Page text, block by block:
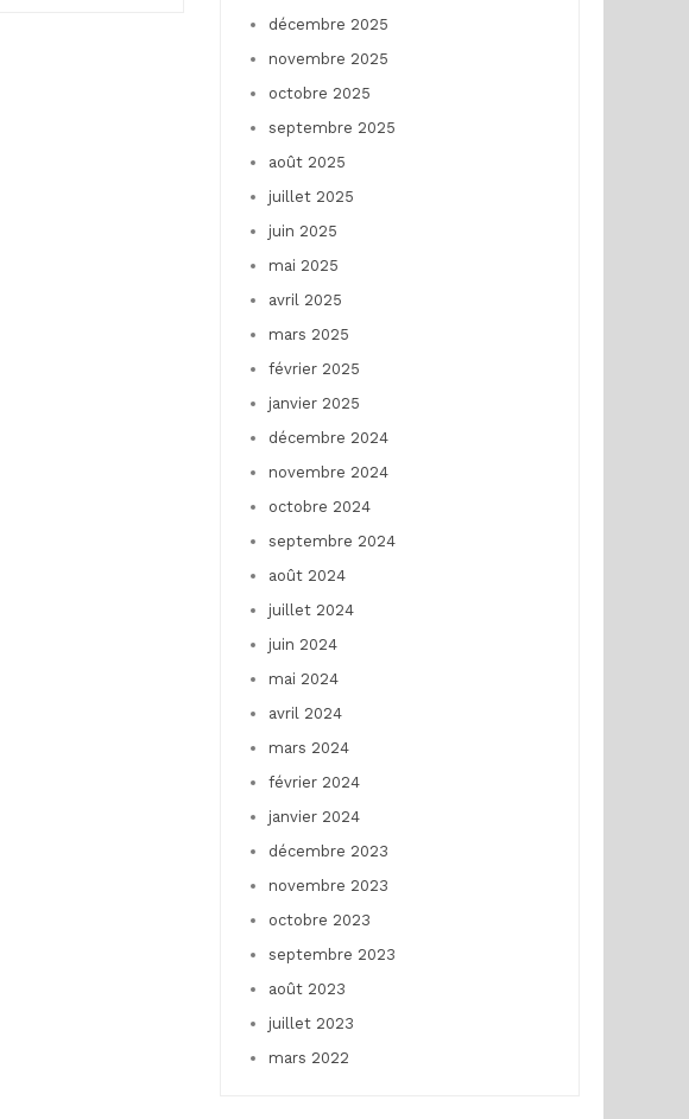
décembre 2025
novembre 2025
octobre 2025
septembre 2025
août 2025
juillet 2025
juin 2025
mai 2025
avril 2025
mars 2025
février 2025
janvier 2025
décembre 2024
novembre 2024
octobre 2024
septembre 2024
août 2024
juillet 2024
juin 2024
mai 2024
avril 2024
mars 2024
février 2024
janvier 2024
décembre 2023
novembre 2023
octobre 2023
septembre 2023
août 2023
juillet 2023
mars 2022